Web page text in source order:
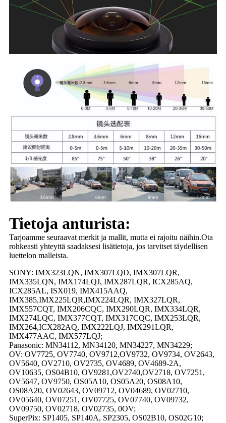
Tietoja anturista:
Tarjoamme seuraavat merkit ja mallit, mutta ei rajoitu näihin.Ota
rohkeasti yhteyttä saadaksesi lisätietoja, jos tarvitset täydellisen
luettelon malleista.
SONY: IMX323LQN, IMX307LQD, IMX307LQR,
IMX335LQN, IMX174LQJ, IMX287LQR, ICX285AQ,
ICX285AL, ISX019, IMX415AAQ,
IMX385,IMX225LQR,IMX224LQR, IMX327LQR,
IMX557CQT, IMX206CQC, IMX290LQR, IMX334LQR,
IMX274LQC, IMX377CQT, IMX317CQC, IMX253LQR,
IMX264,ICX282AQ, IMX222LQJ, IMX291LQR,
IMX477AAC, IMX577LQJ;
Panasonic: MN34112, MN34120, MN34227, MN34229;
OV: OV7725, OV7740, OV9712,OV9732, OV9734, OV2643,
OV5640, OV2710, OV2735, OV4689, OV4689-2A,
OV10635, OS04B10, OV9281,OV2740,OV2718, OV7251,
OV5647, OV9750, OS05A10, OS05A20, OS08A10,
OS08A20, OV02643, OV09712, OV04689, OV02710,
OV05640, OV07251, OV07725, OV07740, OV09732,
OV09750, OV02718, OV02735, 0OV;
SuperPix: SP1405, SP140A, SP2305, OS02B10, OS02G10;